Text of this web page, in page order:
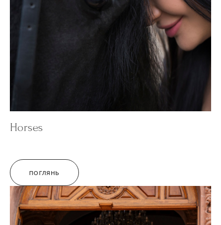
Horses
ПОГЛЯНЬ